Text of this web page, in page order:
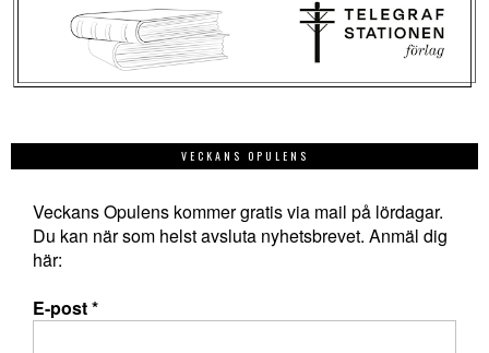
VECKANS OPULENS
Veckans Opulens kommer gratis via mail på lördagar.
Du kan när som helst avsluta nyhetsbrevet. Anmäl dig
här:
E-post*